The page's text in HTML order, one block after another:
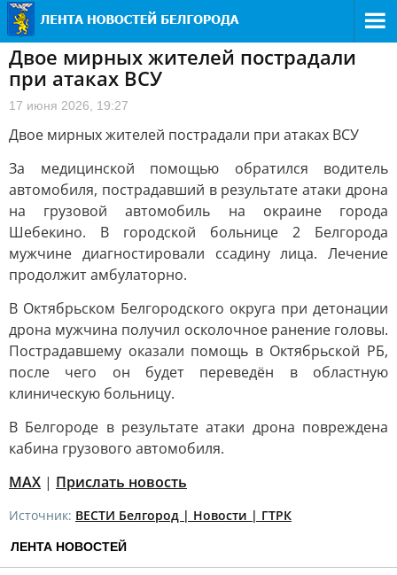
Двое мирных жителей пострадали
при атаках ВСУ
17 июня 2026, 19:27
Двое мирных жителей пострадали при атаках ВСУ
За медицинской помощью обратился водитель
автомобиля, пострадавший в результате атаки дрона
на грузовой автомобиль на окраине города
Шебекино. В городской больнице 2 Белгорода
мужчине диагностировали ссадину лица. Лечение
продолжит амбулаторно.
В Октябрьском Белгородского округа при детонации
дрона мужчина получил осколочное ранение головы.
Пострадавшему оказали помощь в Октябрьской РБ,
после чего он будет переведён в областную
клиническую больницу.
В Белгороде в результате атаки дрона повреждена
кабина грузового автомобиля.
MAX | Прислать новость
Источник: ВЕСТИ Белгород | Новости | ГТРК
ЛЕНТА НОВОСТЕЙ